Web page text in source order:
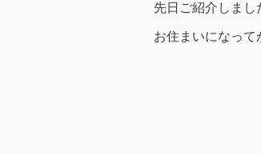
先日ご紹介しまし
お住まいになって